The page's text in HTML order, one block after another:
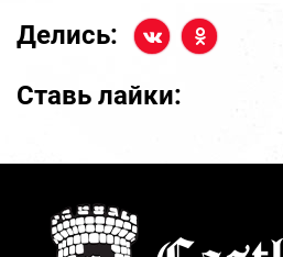
Делись:
Ставь лайки: